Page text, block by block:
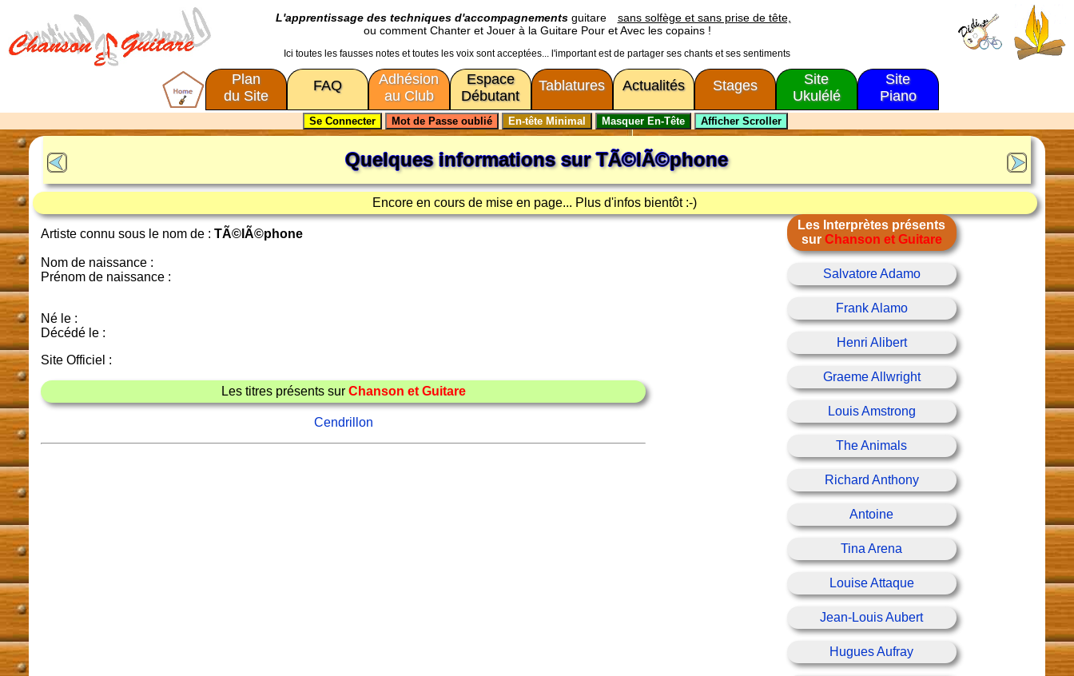
L'apprentissage des techniques d'accompagnementsguitare
sans solfège et sans prise de tête,
ou comment Chanter et Jouer à la Guitare Pour et Avec les copains !
Ici toutes les fausses notes et toutes les voix sont acceptées... l'important est de partager ses chants et ses sentiments
Plan
du Site
FAQ
Adhésion
au Club
Espace
Débutant
Tablatures Actualités Stages
Site
Ukulélé
Site
Piano
Quelques informations surTÃ©lÃ©phone
Encore en cours de mise en page... Plus d'infos bientôt :-)
Artiste connu sous le nom de :TÃ©lÃ©phone
Nom de naissance :
Prénom de naissance :
Né le :
Décédé le :
Site Officiel :
Les titres présents sur Chanson et Guitare
Cendrillon
Les Interprètes présents
sur Chanson et Guitare
Salvatore Adamo
Frank Alamo
Henri Alibert
Graeme Allwright
Louis Amstrong
The Animals
Richard Anthony
Antoine
Tina Arena
Louise Attaque
Jean-Louis Aubert
Hugues Aufray